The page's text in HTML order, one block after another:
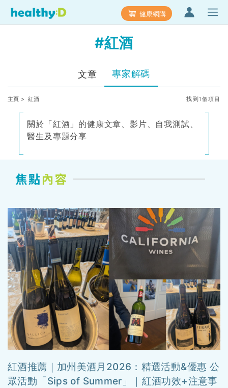
健康網購
#紅酒
文章 專家解碼
主頁 > 紅酒 找到1個項目
關於「紅酒」的健康文章、影片、自我測試、
醫生及專題分享
紅酒推薦｜加州美酒月2026：精選活動&優惠 公
眾活動「Sips of Summer」｜紅酒功效+注意事